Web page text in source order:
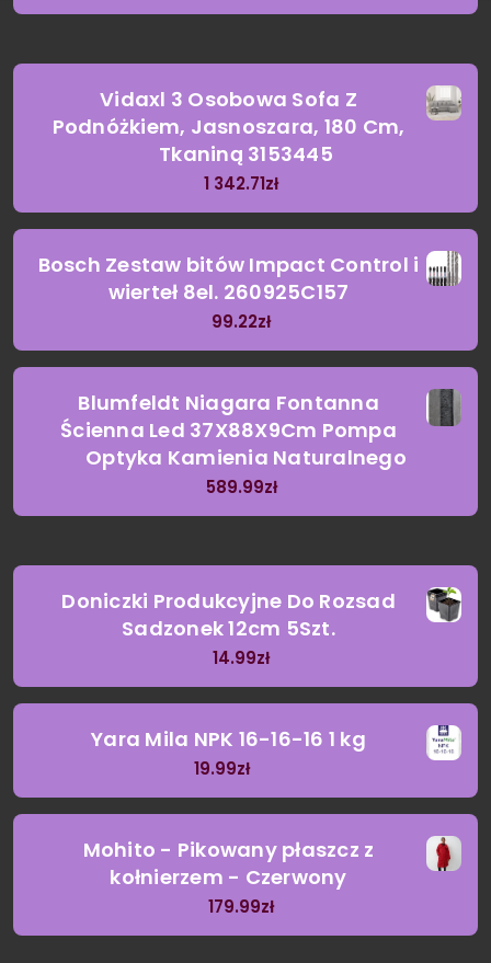
Vidaxl 3 Osobowa Sofa Z
Podnóżkiem, Jasnoszara, 180 Cm,
Tkaniną 3153445
1 342.71zł
Bosch Zestaw bitów Impact Control i
wierteł 8el. 260925C157
99.22zł
Blumfeldt Niagara Fontanna
Ścienna Led 37X88X9Cm Pompa
Optyka Kamienia Naturalnego
589.99zł
Doniczki Produkcyjne Do Rozsad
Sadzonek 12cm 5Szt.
14.99zł
Yara Mila NPK 16-16-16 1 kg
19.99zł
Mohito - Pikowany płaszcz z
kołnierzem - Czerwony
179.99zł